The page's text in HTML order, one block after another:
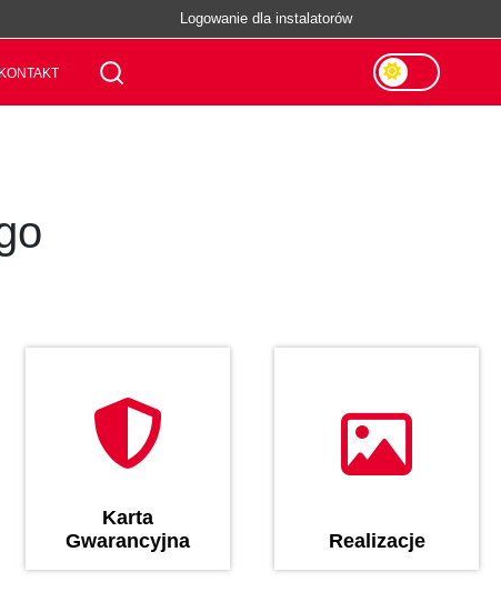
Logowanie dla instalatorów
KONTAKT
Karta
Gwarancyjna
Realizacje